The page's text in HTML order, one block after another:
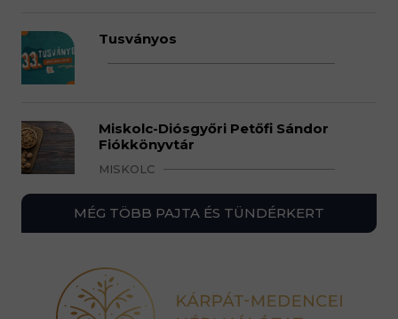
Tusványos
Miskolc-Diósgyőri Petőfi Sándor
Fiókkönyvtár
MISKOLC
MÉG TÖBB PAJTA ÉS TÜNDÉRKERT